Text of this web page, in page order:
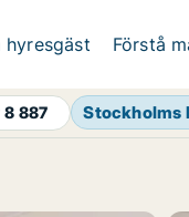
hyresgäst Förstå
8 887 Stockholms